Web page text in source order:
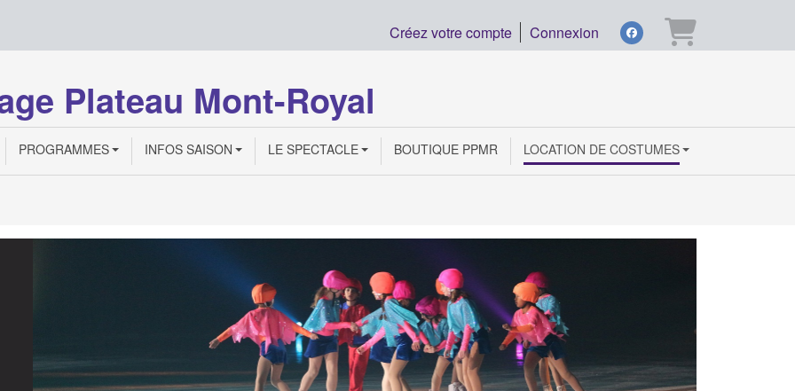
Créez votre compte Connexion facebookPanier
Plateau Mont-Royal
PROGRAMMES INFOS SAISON LE SPECTACLE BOUTIQUE PPMR LOCATION DE COSTUMES